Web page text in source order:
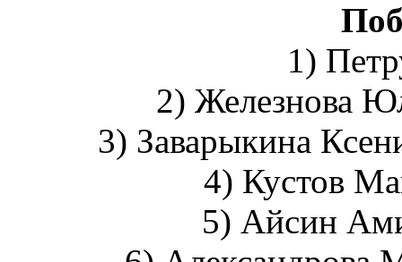
1)
2) Железнова
3) Заварыкина
4) Кустов
5) Айсин